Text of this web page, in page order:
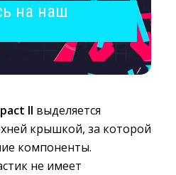
на наш
II выделяется
крышкой, за которой
компоненты.
не имеет